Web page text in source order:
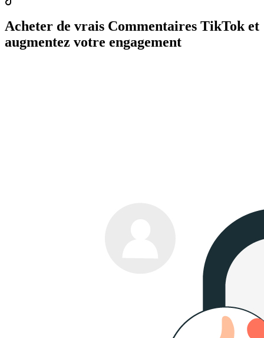
Acheter de vrais Commentaires TikTok et
augmentez votre engagement